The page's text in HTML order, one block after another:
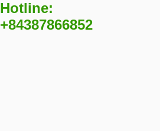
Hotline:
+84387866852